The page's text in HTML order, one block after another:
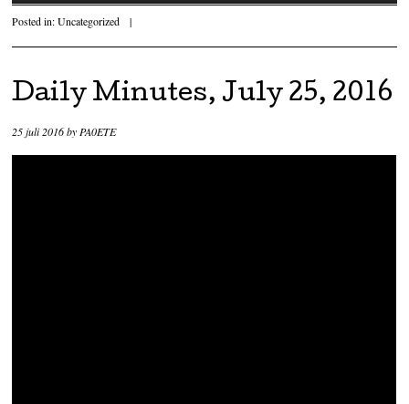
Posted in:Uncategorized |
Daily Minutes, July 25, 2016
25 juli 2016by PA0ETE